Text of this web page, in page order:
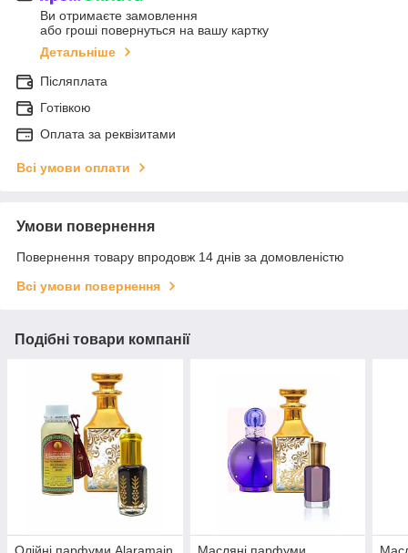
Ви отримаєте замовлення
або гроші повернуться на вашу картку
Детальніше
Післяплата
Готівкою
Оплата за реквізитами
Всі умови оплати
Умови повернення
Повернення товару впродовж 14 днів за домовленістю
Всі умови повернення
Подібні товари компанії